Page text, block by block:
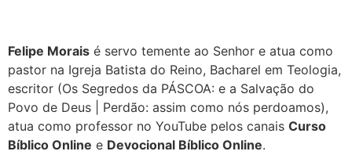
Felipe Morais é servo temente ao Senhor e atua como
pastor na Igreja Batista do Reino, Bacharel em Teologia,
escritor (Os Segredos da PÁSCOA: e a Salvação do
Povo de Deus | Perdão: assim como nós perdoamos),
atua como professor no YouTube pelos canais Curso
Bíblico Online e Devocional Bíblico Online.